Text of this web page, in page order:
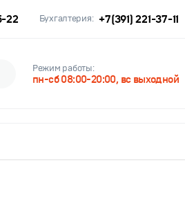
22 Бухгалтерия: +7(391) 221-37-11
Режим работы:
пн-сб 08:00-20:00, вс выходной